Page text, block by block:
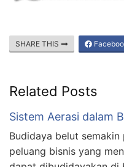
SHARE THIS
Related Posts
Sistem Aerasi dalam
Budidaya belut
peluang bisnis yang